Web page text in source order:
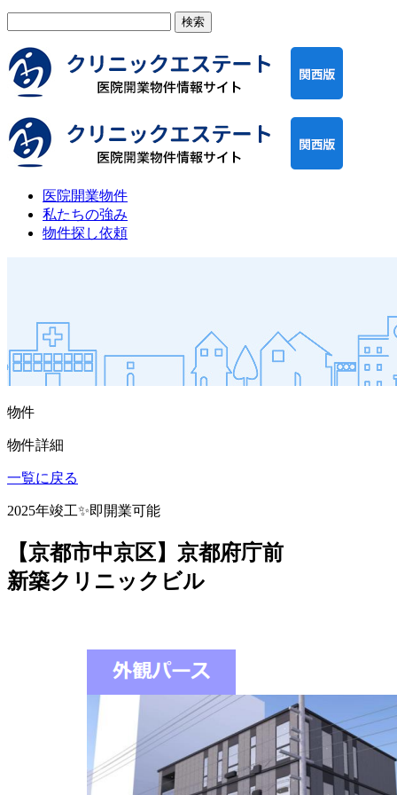
医院開業物件
私たちの強み
物件探し依頼
物件
物件詳細
一覧に戻る
2025年竣工✨即開業可能
【京都市中京区】京都府庁前
新築クリニックビル